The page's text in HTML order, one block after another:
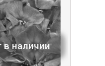
в наличии